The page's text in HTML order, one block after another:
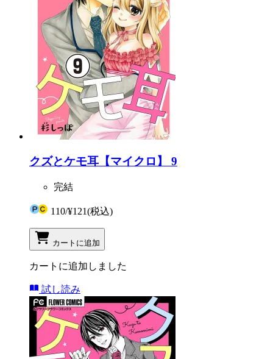
クズとケモ耳【マイクロ】 9
完結
110/¥121(税込)
カートに追加
カートに追加しました
試し読み